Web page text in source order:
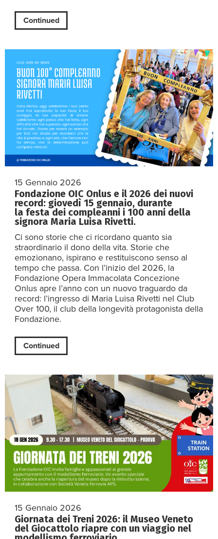
Continued
15 Gennaio 2026
Fondazione OIC Onlus e il 2026 dei nuovi
record: giovedì 15 gennaio, durante
la festa dei compleanni i 100 anni della
signora Maria Luisa Rivetti.
Ci sono storie che ci ricordano quanto sia
straordinario il dono della vita. Storie che
emozionano, ispirano e restituiscono senso al
tempo che passa. Con l’inizio del 2026, la
Fondazione Opera Immacolata Concezione
Onlus apre l’anno con un nuovo traguardo da
record: l’ingresso di Maria Luisa Rivetti nel Club
Over 100, il club della longevità protagonista della
Fondazione.
Continued
15 Gennaio 2026
Giornata dei Treni 2026: il Museo Veneto
del Giocattolo riapre con un viaggio nel